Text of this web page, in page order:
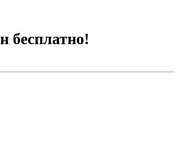
бесплатно!